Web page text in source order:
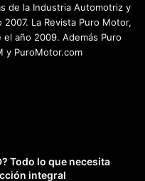
de la Industria Automotriz y
La Revista Puro Motor,
año 2009. Además Puro
y PuroMotor.com
Todo lo que necesita
integral